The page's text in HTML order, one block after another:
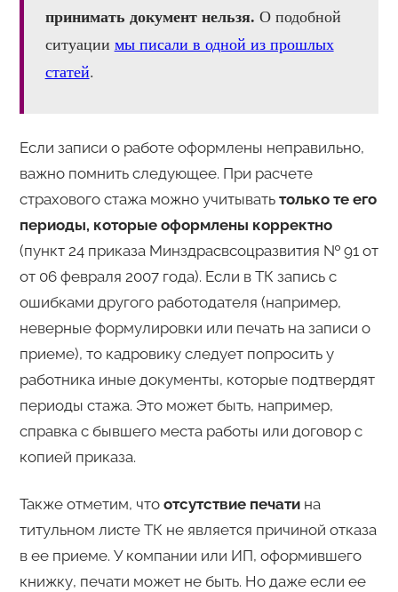
принимать документ нельзя. О подобной
ситуации мы писали в одной из прошлых
статей.
Если записи о работе оформлены неправильно,
важно помнить следующее. При расчете
страхового стажа можно учитывать только те его
периоды, которые оформлены корректно
(пункт 24 приказа Минздрасвсоцразвития № 91 от
от 06 февраля 2007 года). Если в ТК запись с
ошибками другого работодателя (например,
неверные формулировки или печать на записи о
приеме), то кадровику следует попросить у
работника иные документы, которые подтвердят
периоды стажа. Это может быть, например,
справка с бывшего места работы или договор с
копией приказа.
Также отметим, что отсутствие печатина
титульном листе ТК не является причиной отказа
в ее приеме. У компании или ИП, оформившего
книжку, печати может не быть. Но даже если ее